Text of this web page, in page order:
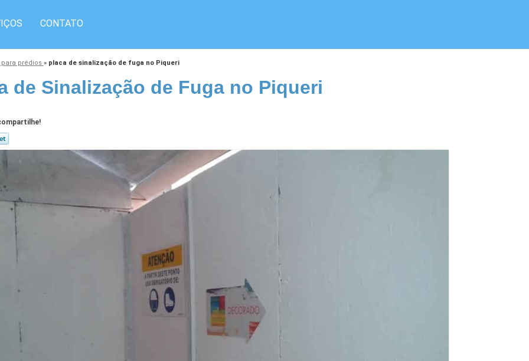
CONTATO
prédios » placa de sinalização de fuga no Piqueri
de Sinalização de Fuga no Piqueri